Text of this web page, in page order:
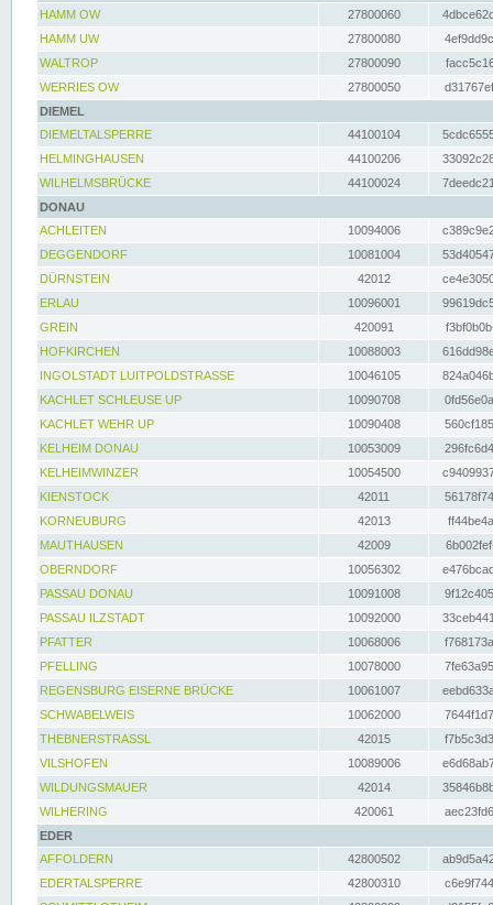
HAMM OW
27800060
HAMM UW
27800080
WALTROP
27800090
WERRIES OW
27800050
DIEMEL
DIEMELTALSPERRE
44100104
HELMINGHAUSEN
44100206
WILHELMSBRÜCKE
44100024
DONAU
ACHLEITEN
10094006
DEGGENDORF
10081004
DÜRNSTEIN
42012
ERLAU
10096001
GREIN
420091
HOFKIRCHEN
10088003
INGOLSTADT LUITPOLDSTRASSE
10046105
KACHLET SCHLEUSE UP
10090708
KACHLET WEHR UP
10090408
KELHEIM DONAU
10053009
KELHEIMWINZER
10054500
KIENSTOCK
42011
KORNEUBURG
42013
MAUTHAUSEN
42009
OBERNDORF
10056302
PASSAU DONAU
10091008
PASSAU ILZSTADT
10092000
PFATTER
10068006
PFELLING
10078000
REGENSBURG EISERNE BRÜCKE
10061007
SCHWABELWEIS
10062000
THEBNERSTRASSL
42015
VILSHOFEN
10089006
WILDUNGSMAUER
42014
WILHERING
420061
EDER
AFFOLDERN
42800502
EDERTALSPERRE
42800310